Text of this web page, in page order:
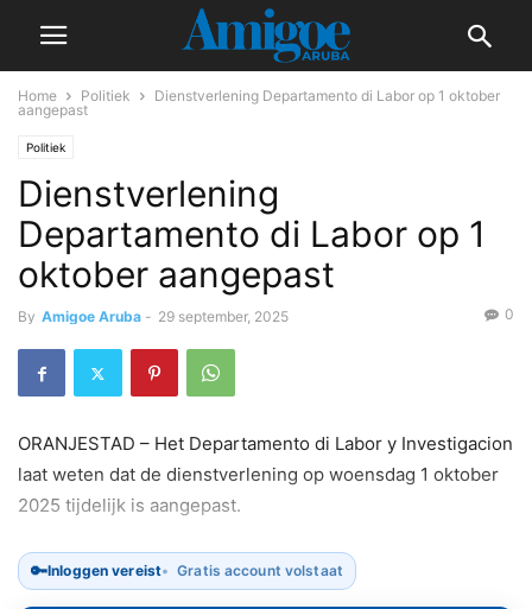
Home Politiek
Dienstverlening Departamento di Labor op 1 oktober
aangepast
Politiek
Dienstverlening
Departamento di Labor op 1
oktober aangepast
By Amigoe Aruba - 29 september, 2025 0
ORANJESTAD – Het Departamento di Labor y Investigacion
laat weten dat de dienstverlening op woensdag 1 oktober
2025 tijdelijk is aangepast.
🔑Inloggen vereist Gratis account volstaat